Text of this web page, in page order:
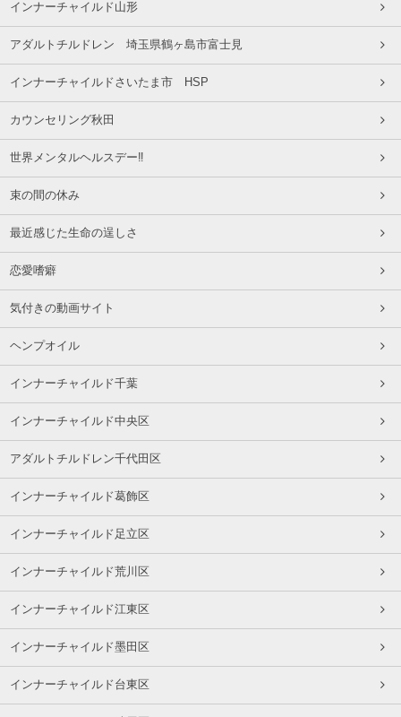
インナーチャイルド山形
アダルトチルドレン 埼玉県鶴ヶ島市富士見
インナーチャイルドさいたま市 HSP
カウンセリング秋田
世界メンタルヘルスデー‼️
束の間の休み
最近感じた生命の逞しさ
恋愛嗜癖
気付きの動画サイト
ヘンプオイル
インナーチャイルド千葉
インナーチャイルド中央区
アダルトチルドレン千代田区
インナーチャイルド葛飾区
インナーチャイルド足立区
インナーチャイルド荒川区
インナーチャイルド江東区
インナーチャイルド墨田区
インナーチャイルド台東区